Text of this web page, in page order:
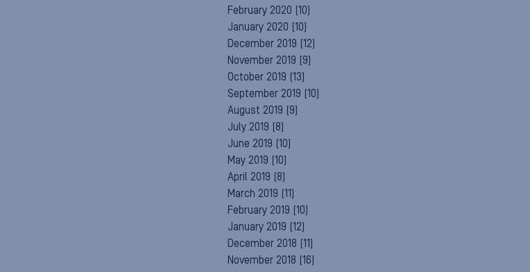
February 2020 (10)
January 2020 (10)
December 2019 (12)
November 2019 (9)
October 2019 (13)
September 2019 (10)
August 2019 (9)
July 2019 (8)
June 2019 (10)
May 2019 (10)
April 2019 (8)
March 2019 (11)
February 2019 (10)
January 2019 (12)
December 2018 (11)
November 2018 (16)